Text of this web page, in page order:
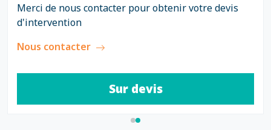
Merci de nous contacter pour obtenir votre devis
d'intervention
Nous contacter
Sur devis